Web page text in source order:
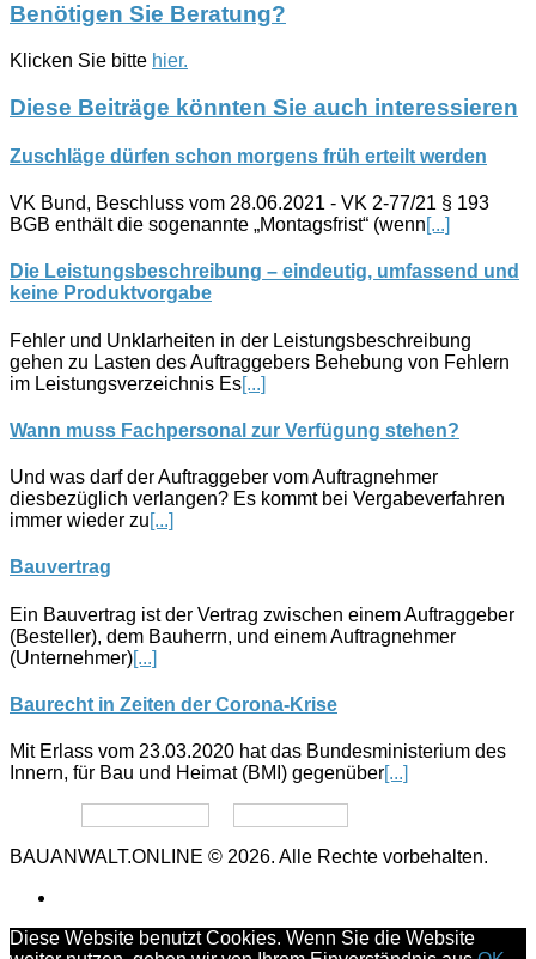
Benötigen Sie Beratung?
Klicken Sie bitte hier.
Diese Beiträge könnten Sie auch interessieren
Zuschläge dürfen schon morgens früh erteilt werden
VK Bund, Beschluss vom 28.06.2021 - VK 2-77/21 § 193
BGB enthält die sogenannte „Montagsfrist“ (wenn[...]
Die Leistungsbeschreibung – eindeutig, umfassend und
keine Produktvorgabe
Fehler und Unklarheiten in der Leistungsbeschreibung
gehen zu Lasten des Auftraggebers Behebung von Fehlern
im Leistungsverzeichnis Es[...]
Wann muss Fachpersonal zur Verfügung stehen?
Und was darf der Auftraggeber vom Auftragnehmer
diesbezüglich verlangen? Es kommt bei Vergabeverfahren
immer wieder zu[...]
Bauvertrag
Ein Bauvertrag ist der Vertrag zwischen einem Auftraggeber
(Besteller), dem Bauherrn, und einem Auftragnehmer
(Unternehmer)[...]
Baurecht in Zeiten der Corona-Krise
Mit Erlass vom 23.03.2020 hat das Bundesministerium des
Innern, für Bau und Heimat (BMI) gegenüber[...]
BAUANWALT.ONLINE © 2026. Alle Rechte vorbehalten.
Diese Website benutzt Cookies. Wenn Sie die Website